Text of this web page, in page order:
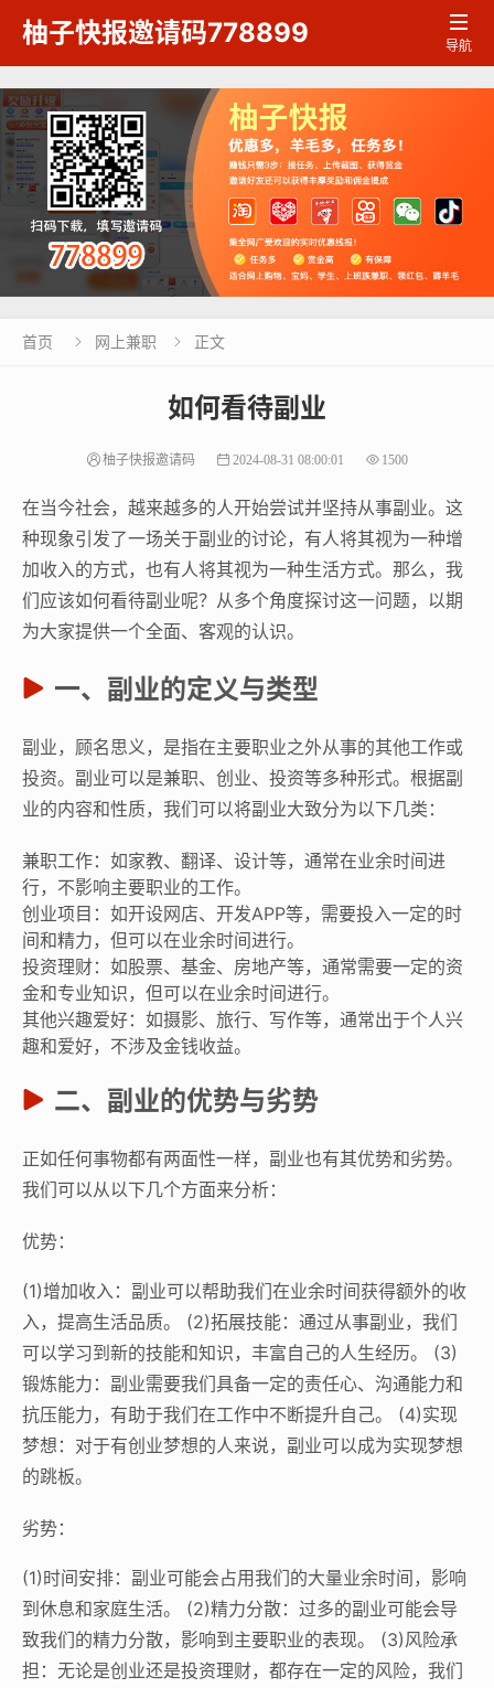
柚子快报邀请码778899 
导航
首页  网上兼职  正文
如何看待副业
柚子快报邀请码 2024-08-31 08:00:01 1500
在当今社会，越来越多的人开始尝试并坚持从事副业。这
种现象引发了一场关于副业的讨论，有人将其视为一种增
加收入的方式，也有人将其视为一种生活方式。那么，我
们应该如何看待副业呢？从多个角度探讨这一问题，以期
为大家提供一个全面、客观的认识。
一、副业的定义与类型
副业，顾名思义，是指在主要职业之外从事的其他工作或
投资。副业可以是兼职、创业、投资等多种形式。根据副
业的内容和性质，我们可以将副业大致分为以下几类：
兼职工作：如家教、翻译、设计等，通常在业余时间进
行，不影响主要职业的工作。
创业项目：如开设网店、开发APP等，需要投入一定的时
间和精力，但可以在业余时间进行。
投资理财：如股票、基金、房地产等，通常需要一定的资
金和专业知识，但可以在业余时间进行。
其他兴趣爱好：如摄影、旅行、写作等，通常出于个人兴
趣和爱好，不涉及金钱收益。
二、副业的优势与劣势
正如任何事物都有两面性一样，副业也有其优势和劣势。
我们可以从以下几个方面来分析：
优势：
(1)增加收入：副业可以帮助我们在业余时间获得额外的收
入，提高生活品质。 (2)拓展技能：通过从事副业，我们
可以学习到新的技能和知识，丰富自己的人生经历。 (3)
锻炼能力：副业需要我们具备一定的责任心、沟通能力和
抗压能力，有助于我们在工作中不断提升自己。 (4)实现
梦想：对于有创业梦想的人来说，副业可以成为实现梦想
的跳板。
劣势：
(1)时间安排：副业可能会占用我们的大量业余时间，影响
到休息和家庭生活。 (2)精力分散：过多的副业可能会导
致我们的精力分散，影响到主要职业的表现。 (3)风险承
担：无论是创业还是投资理财，都存在一定的风险，我们